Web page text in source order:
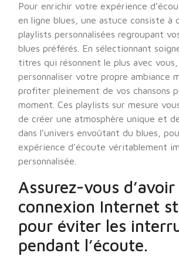
Pour enrichir votre expérience
en ligne blues, une astuce consiste à
playlists personnalisées regroupant
blues préférés. En sélectionnant
titres qui résonnent le plus avec
personnaliser votre propre ambiance
profiter pleinement de vos chansons
moment. Ces playlists sur mesure
de créer une atmosphère unique et
dans l’univers envoûtant du blues,
expérience d’écoute véritablement
personnalisée.
Assurez-vous
connexion Internet
pour éviter les
pendant l’écoute.